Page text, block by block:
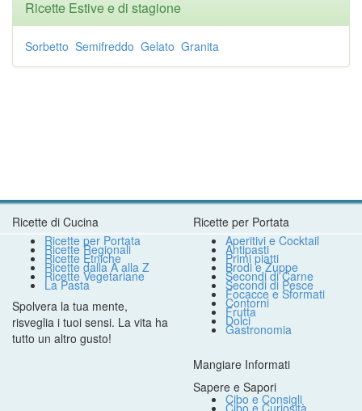
Ricette Estive e di stagione
Sorbetto Semifreddo Gelato Granita
Ricette di Cucina
Ricette per Portata
Ricette Regionali
Ricette Etniche
Ricette dalla A alla Z
Ricette Vegetariane
La Pasta
Spolvera la tua mente,
risveglia i tuoi sensi. La vita ha
tutto un altro gusto!
Ricette per Portata
Aperitivi e Cocktail
Antipasti
Primi piatti
Brodi e Zuppe
Secondi di Carne
Secondi di Pesce
Focacce e Sformati
Contorni
Frutta
Dolci
Gastronomia
Mangiare Informati
Sapere e Sapori
Cibo e Consigli
Cibo e Curiosità